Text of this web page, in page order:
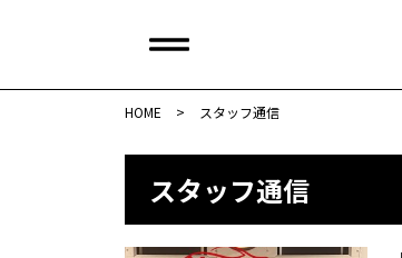
HOME > スタッフ通信
スタッフ通信